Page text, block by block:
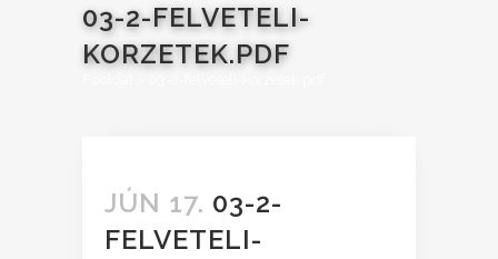
03-2-FELVETELI-
KORZETEK.PDF
JÚN 17. 03-2-
FELVETELI-